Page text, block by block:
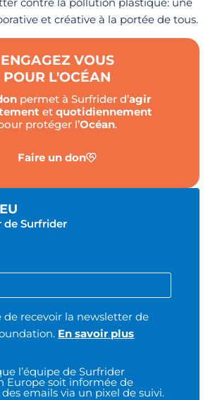
et créative à la portée de tous.
ENGAGEZ VOUS
POUR L'OCÉAN
permet à Surfrider d’agir
etquotidiennement
protéger l’Océan.
Faire un don
de Surfrider
de recevoir la newsletter de
En savoir plus
l’équipe de Surfrider
Europe soit informée de
des emails via un pixel de suivi.